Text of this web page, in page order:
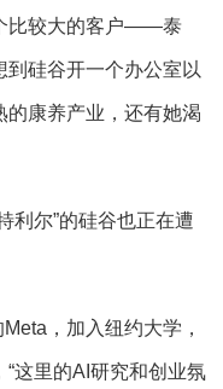
比较大的客户——泰
到硅谷开一个办公室以
的康养产业，还有她渴
利尔”的硅谷也正在遭
，加入纽约大学，
这里的AI研究和创业氛